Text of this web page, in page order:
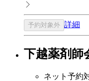
予約対象外 詳細
下越薬剤師
ネット予約